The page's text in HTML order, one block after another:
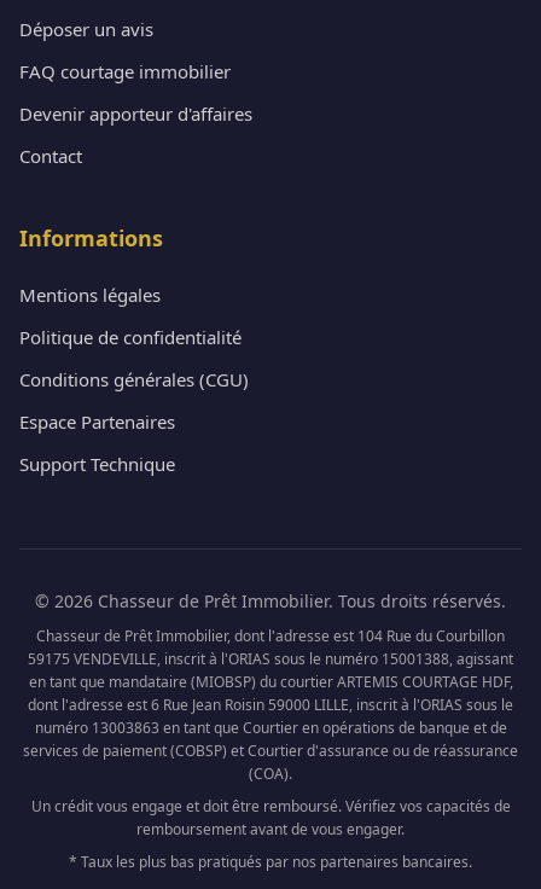
Déposer un avis
FAQ courtage immobilier
Devenir apporteur d'affaires
Contact
Informations
Mentions légales
Politique de confidentialité
Conditions générales (CGU)
Espace Partenaires
Support Technique
© 2026 Chasseur de Prêt Immobilier. Tous droits réservés.
Chasseur de Prêt Immobilier, dont l'adresse est 104 Rue du Courbillon
59175 VENDEVILLE, inscrit à l'ORIAS sous le numéro 15001388, agissant
en tant que mandataire (MIOBSP) du courtier ARTEMIS COURTAGE HDF,
dont l'adresse est 6 Rue Jean Roisin 59000 LILLE, inscrit à l'ORIAS sous le
numéro 13003863 en tant que Courtier en opérations de banque et de
services de paiement (COBSP) et Courtier d'assurance ou de réassurance
(COA).
Un crédit vous engage et doit être remboursé. Vérifiez vos capacités de
remboursement avant de vous engager.
* Taux les plus bas pratiqués par nos partenaires bancaires.